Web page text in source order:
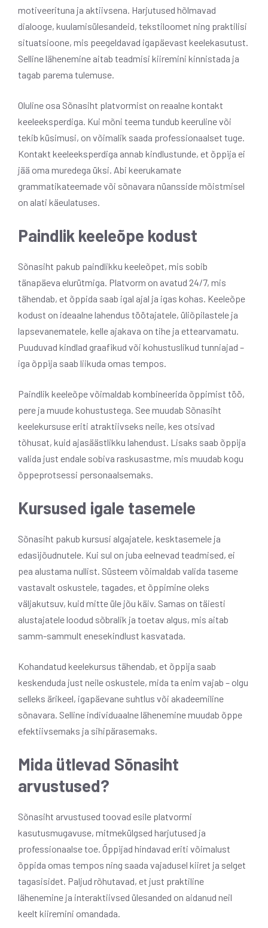
motiveerituna ja aktiivsena. Harjutused hõlmavad
dialooge, kuulamisülesandeid, tekstiloomet ning praktilisi
situatsioone, mis peegeldavad igapäevast keelekasutust.
Selline lähenemine aitab teadmisi kiiremini kinnistada ja
tagab parema tulemuse.
Oluline osa Sõnasiht platvormist on reaalne kontakt
keeleeksperdiga. Kui mõni teema tundub keeruline või
tekib küsimusi, on võimalik saada professionaalset tuge.
Kontakt keeleeksperdiga annab kindlustunde, et õppija ei
jää oma muredega üksi. Abi keerukamate
grammatikateemade või sõnavara nüansside mõistmisel
on alati käeulatuses.
Paindlik keeleõpe kodust
Sõnasiht pakub paindlikku keeleõpet, mis sobib
tänapäeva elurütmiga. Platvorm on avatud 24/7, mis
tähendab, et õppida saab igal ajal ja igas kohas. Keeleõpe
kodust on ideaalne lahendus töötajatele, üliõpilastele ja
lapsevanematele, kelle ajakava on tihe ja ettearvamatu.
Puuduvad kindlad graafikud või kohustuslikud tunniajad –
iga õppija saab liikuda omas tempos.
Paindlik keeleõpe võimaldab kombineerida õppimist töö,
pere ja muude kohustustega. See muudab Sõnasiht
keelekursuse eriti atraktiivseks neile, kes otsivad
tõhusat, kuid ajasäästlikku lahendust. Lisaks saab õppija
valida just endale sobiva raskusastme, mis muudab kogu
õppeprotsessi personaalsemaks.
Kursused igale tasemele
Sõnasiht pakub kursusi algajatele, kesktasemele ja
edasijõudnutele. Kui sul on juba eelnevad teadmised, ei
pea alustama nullist. Süsteem võimaldab valida taseme
vastavalt oskustele, tagades, et õppimine oleks
väljakutsuv, kuid mitte üle jõu käiv. Samas on täiesti
alustajatele loodud sõbralik ja toetav algus, mis aitab
samm-sammult enesekindlust kasvatada.
Kohandatud keelekursus tähendab, et õppija saab
keskenduda just neile oskustele, mida ta enim vajab – olgu
selleks ärikeel, igapäevane suhtlus või akadeemiline
sõnavara. Selline individuaalne lähenemine muudab õppe
efektiivsemaks ja sihipärasemaks.
Mida ütlevad Sõnasiht
arvustused?
Sõnasiht arvustused toovad esile platvormi
kasutusmugavuse, mitmekülgsed harjutused ja
professionaalse toe. Õppijad hindavad eriti võimalust
õppida omas tempos ning saada vajadusel kiiret ja selget
tagasisidet. Paljud rõhutavad, et just praktiline
lähenemine ja interaktiivsed ülesanded on aidanud neil
keelt kiiremini omandada.